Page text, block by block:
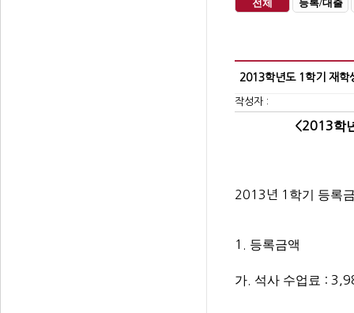
전체 등록/대출
2013학년도 1학기 재학
작성자 :
<2013학
2013년 1 학기 등록
1. 등록금액
가 석사 수업료 :